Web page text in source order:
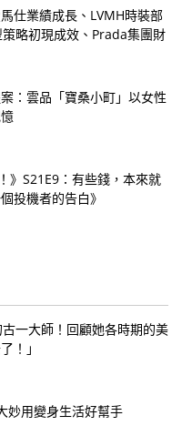
仕業績成長、LVMH時裝部
略初現成效、Prada集團財
：雲品「寶桑小町」以女性
》S21E9：有些錢，本來就
投機者的告白》
一大師！回顧她各時期的美
！」
妙用變身生活好幫手